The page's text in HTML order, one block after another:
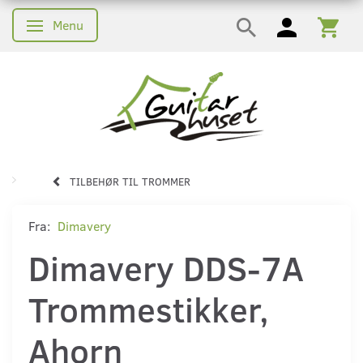
Skifte navigation
Menu
TILBEHØR TIL TROMMER
Fra: Dimavery
Dimavery DDS-7A
Trommestikker,
Ahorn